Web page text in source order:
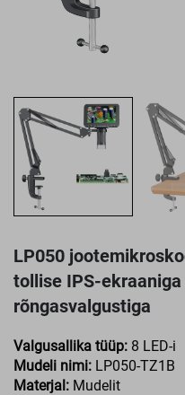
LP050
tollise IPS-ekraaniga
rõngasvalgustiga
Valgusallika tüüp: 8 LED-i
Mudeli nimi: LP050-TZ1B
Materjal: Mudelit